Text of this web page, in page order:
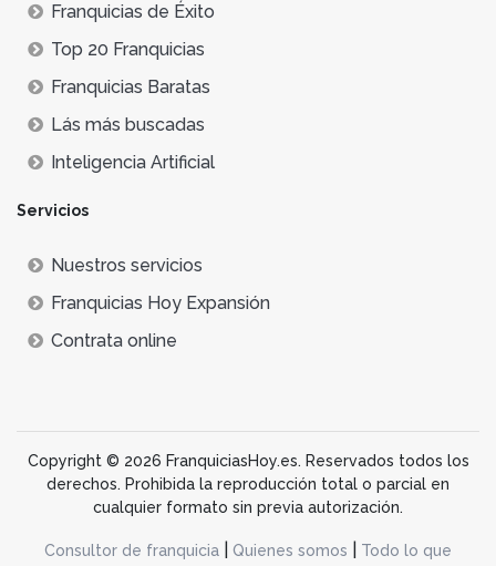
Franquicias de Éxito
Top 20 Franquicias
Franquicias Baratas
Lás más buscadas
Inteligencia Artificial
Servicios
Nuestros servicios
Franquicias Hoy Expansión
Contrata online
Copyright © 2026 FranquiciasHoy.es. Reservados todos los
derechos. Prohibida la reproducción total o parcial en
cualquier formato sin previa autorización.
Consultor de franquicia Quienes somos Todo lo que